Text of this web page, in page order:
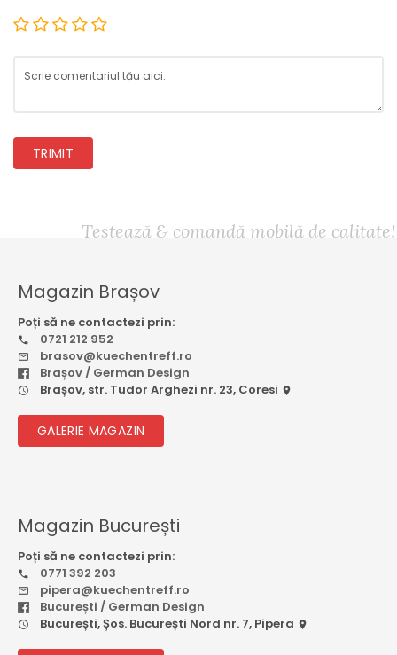
TRIMIT
Testează & comandă mobilă de calitate!
Magazin Brașov
Poți să ne contactezi prin:
0721 212 952
brasov@kuechentreff.ro
Brașov / German Design
Brașov, str. Tudor Arghezi nr. 23, Coresi
GALERIE MAGAZIN
Magazin București
Poți să ne contactezi prin:
0771 392 203
pipera@kuechentreff.ro
București / German Design
București, Șos. București Nord nr. 7, Pipera